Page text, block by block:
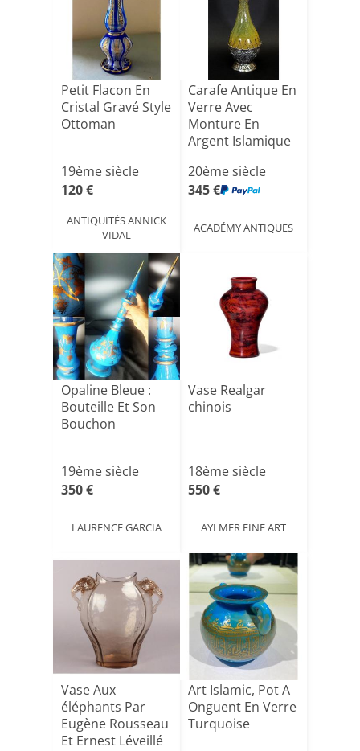
Petit Flacon En
Cristal Gravé Style
Ottoman
19ème siècle
120 €
ANTIQUITÉS ANNICK
VIDAL
Carafe Antique En
Verre Avec
Monture En
Argent Islamique
20ème siècle
345 €
ACADÉMY ANTIQUES
Opaline Bleue :
Bouteille Et Son
Bouchon
19ème siècle
350 €
LAURENCE GARCIA
Vase Realgar
chinois
18ème siècle
550 €
AYLMER FINE ART
Vase Aux
éléphants Par
Eugène Rousseau
Et Ernest Léveillé
Art Islamic, Pot A
Onguent En Verre
Turquoise